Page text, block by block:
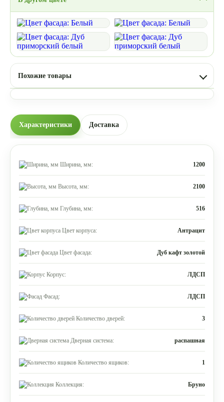
Похожие товары
Характеристики Доставка
Ширина, мм: 1200
Высота, мм: 2100
Глубина, мм: 516
Цвет корпуса: Антрацит
Цвет фасада: Дуб кафт золотой
Корпус: ЛДСП
Фасад: ЛДСП
Количество дверей: 3
Дверная система: распашная
Количество ящиков: 1
Коллекция: Бруно